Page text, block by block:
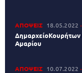
ΑΠΟΨΕΙΣ 18.05.2022
ΔημαρχείοΚουρήτων
Αμαρίου
ΑΠΟΨΕΙΣ 10.07.2022